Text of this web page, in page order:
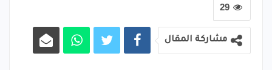
29
مشاركة المقال